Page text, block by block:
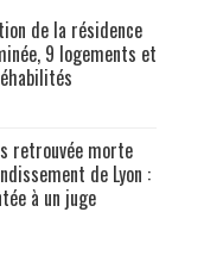
de la résidence
9 logements et
retrouvée morte
de Lyon :
à un juge